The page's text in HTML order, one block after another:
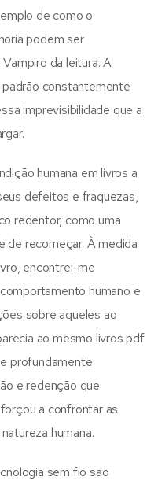
de como o
podem ser
da leitura. A
constantemente
imprevisibilidade que a
humana em livros a
defeitos e fraquezas,
redentor, como uma
de recomeçar. À medida
encontrei-me
humano e
sobre aqueles ao
ao mesmo livros pdf
profundamente
e redenção que
a confrontar as
humana.
sem fio são